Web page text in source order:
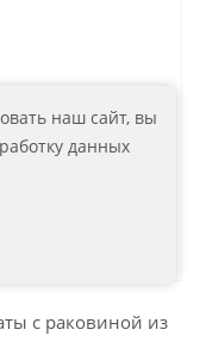
с раковиной из
наш сайт, вы
данных